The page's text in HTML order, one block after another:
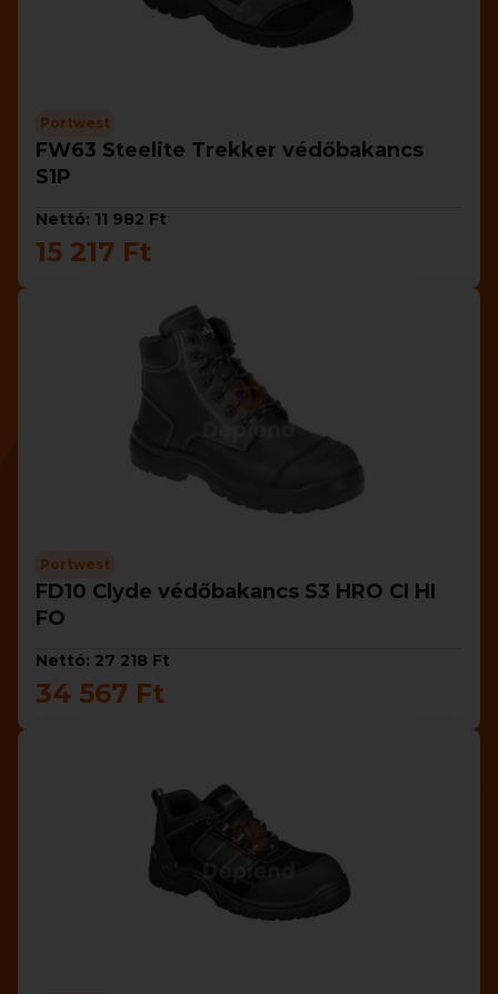
Portwest
FW63 Steelite Trekker védőbakancs
S1P
Nettó: 11 982 Ft
15 217 Ft
Portwest
FD10 Clyde védőbakancs S3 HRO CI HI
FO
Nettó: 27 218 Ft
34 567 Ft